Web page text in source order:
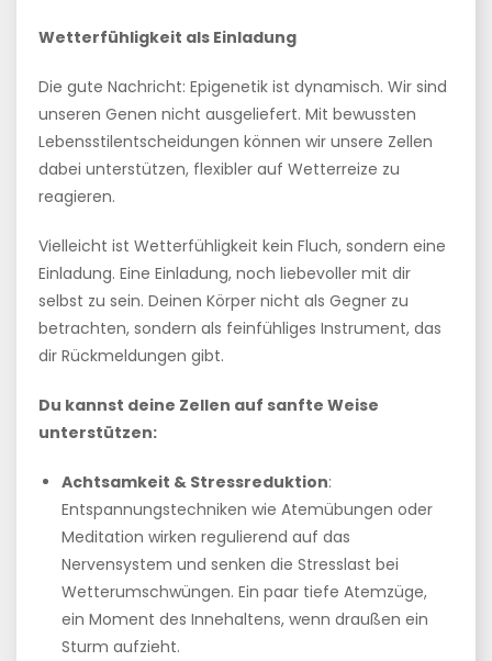
Wetterfühligkeit als Einladung
Die gute Nachricht: Epigenetik ist dynamisch. Wir sind
unseren Genen nicht ausgeliefert. Mit bewussten
Lebensstilentscheidungen können wir unsere Zellen
dabei unterstützen, flexibler auf Wetterreize zu
reagieren.
Vielleicht ist Wetterfühligkeit kein Fluch, sondern eine
Einladung. Eine Einladung, noch liebevoller mit dir
selbst zu sein. Deinen Körper nicht als Gegner zu
betrachten, sondern als feinfühliges Instrument, das
dir Rückmeldungen gibt.
Du kannst deine Zellen auf sanfte Weise
unterstützen:
Achtsamkeit & Stressreduktion:
Entspannungstechniken wie Atemübungen oder
Meditation wirken regulierend auf das
Nervensystem und senken die Stresslast bei
Wetterumschwüngen. Ein paar tiefe Atemzüge,
ein Moment des Innehaltens, wenn draußen ein
Sturm aufzieht.